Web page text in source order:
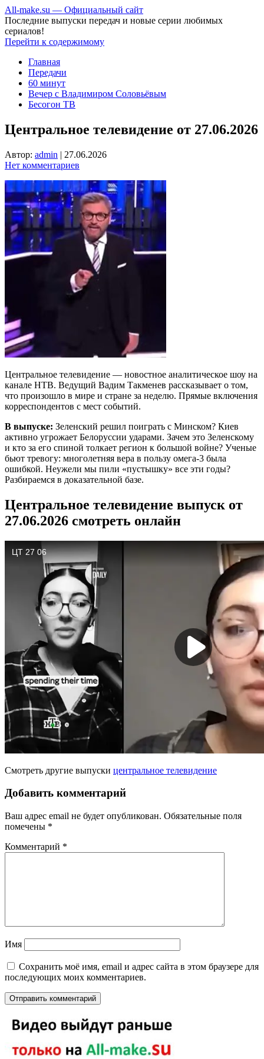
All-make.su — Официальный сайт
Последние выпуски передач и новые серии любимых
сериалов!
Перейти к содержимому
Главная
Передачи
60 минут
Вечер с Владимиром Соловьёвым
Бесогон ТВ
Центральное телевидение от 27.06.2026
Автор: admin | 27.06.2026
Нет комментариев
Центральное телевидение — новостное аналитическое шоу на
канале НТВ. Ведущий Вадим Такменев рассказывает о том,
что произошло в мире и стране за неделю. Прямые включения
корреспондентов с мест событий.
В выпуске: Зеленский решил поиграть с Минском? Киев
активно угрожает Белоруссии ударами. Зачем это Зеленскому
и кто за его спиной толкает регион к большой войне? Ученые
бьют тревогу: многолетняя вера в пользу омега-3 была
ошибкой. Неужели мы пили «пустышку» все эти годы?
Разбираемся в доказательной базе.
Центральное телевидение выпуск от
27.06.2026 смотреть онлайн
Смотреть другие выпуски центральное телевидение
Добавить комментарий
Ваш адрес email не будет опубликован. Обязательные поля
помечены *
Комментарий *
Имя
Сохранить моё имя, email и адрес сайта в этом браузере для
последующих моих комментариев.